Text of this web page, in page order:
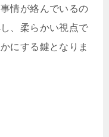
情が絡んでいるの
、柔らかい視点で
にする鍵となりま